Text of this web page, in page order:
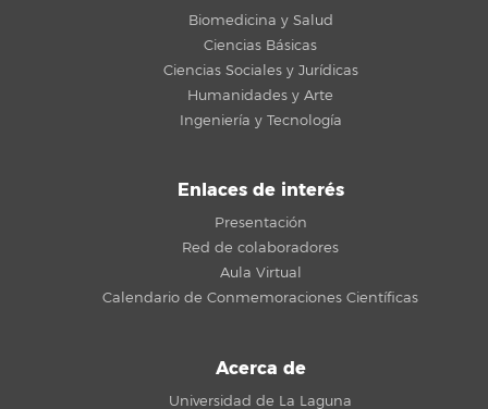
Biomedicina y Salud
Ciencias Básicas
Ciencias Sociales y Jurídicas
Humanidades y Arte
Ingeniería y Tecnología
Enlaces de interés
Presentación
Red de colaboradores
Aula Virtual
Calendario de Conmemoraciones Científicas
Acerca de
Universidad de La Laguna